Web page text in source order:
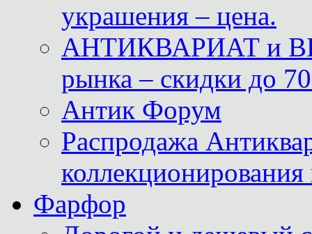
украшения – цена.
АНТИКВАРИАТ и
рынка – скидки до
Антик Форум
Распродажа
Фарфор